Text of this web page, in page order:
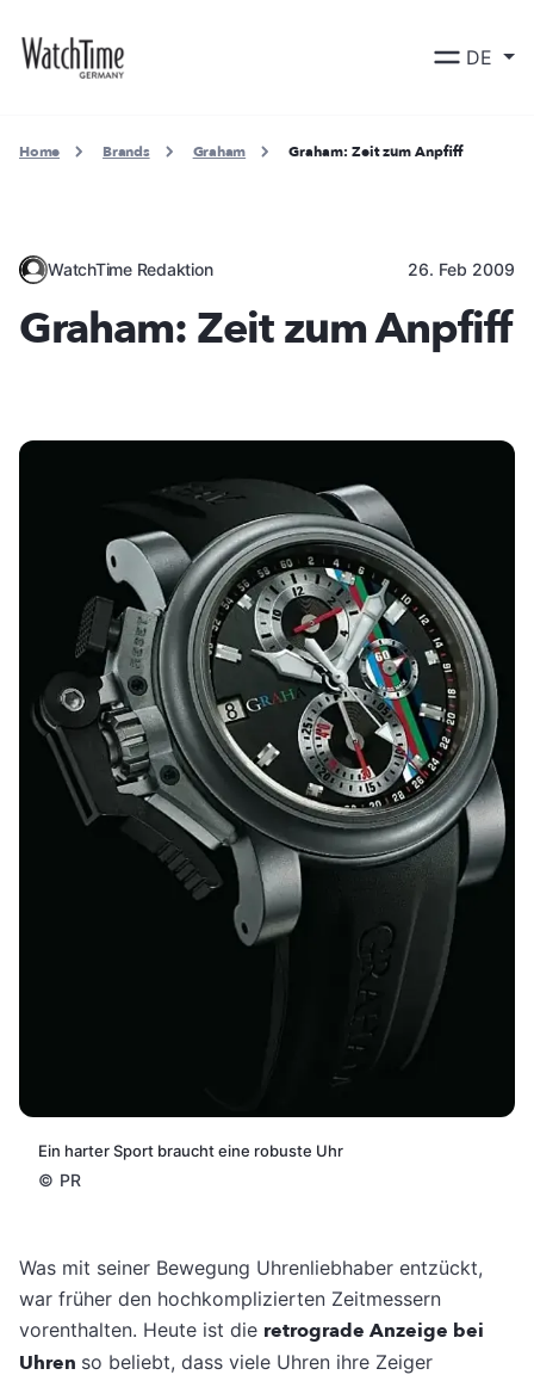
DE
Home Brands Graham Graham: Zeit zum Anpfiff
WatchTime Redaktion 26. Feb 2009
Graham: Zeit zum Anpfiff
Ein harter Sport braucht eine robuste Uhr
© PR
Was mit seiner Bewegung Uhrenliebhaber entzückt,
war früher den hochkomplizierten Zeitmessern
vorenthalten. Heute ist die retrograde Anzeige bei
Uhren so beliebt, dass viele Uhren ihre Zeiger